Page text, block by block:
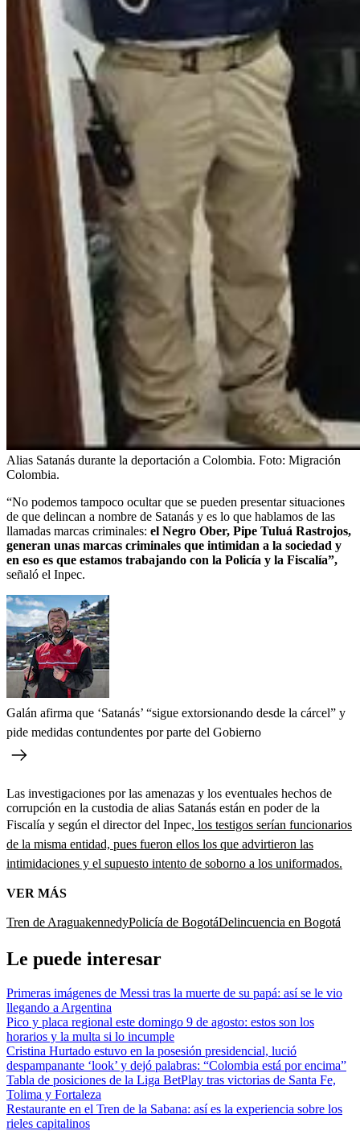
Alias Satanás durante la deportación a Colombia. Foto: Migración
Colombia.
“No podemos tampoco ocultar que se pueden presentar situaciones
de que delincan a nombre de Satanás y es lo que hablamos de las
llamadas marcas criminales: el Negro Ober, Pipe Tuluá Rastrojos,
generan unas marcas criminales que intimidan a la sociedad y
en eso es que estamos trabajando con la Policía y la Fiscalía”,
señaló el Inpec.
Galán afirma que ‘Satanás’ “sigue extorsionando desde la cárcel” y
pide medidas contundentes por parte del Gobierno
Las investigaciones por las amenazas y los eventuales hechos de
corrupción en la custodia de alias Satanás están en poder de la
Fiscalía y según el director del Inpec, los testigos serían funcionarios
de la misma entidad, pues fueron ellos los que advirtieron las
intimidaciones y el supuesto intento de soborno a los uniformados.
VER MÁS
Tren de AraguakennedyPolicía de BogotáDelincuencia en Bogotá
Le puede interesar
Primeras imágenes de Messi tras la muerte de su papá: así se le vio
llegando a Argentina
Pico y placa regional este domingo 9 de agosto: estos son los
horarios y la multa si lo incumple
Cristina Hurtado estuvo en la posesión presidencial, lució
despampanante ‘look’ y dejó palabras: “Colombia está por encima”
Tabla de posiciones de la Liga BetPlay tras victorias de Santa Fe,
Tolima y Fortaleza
Restaurante en el Tren de la Sabana: así es la experiencia sobre los
rieles capitalinos